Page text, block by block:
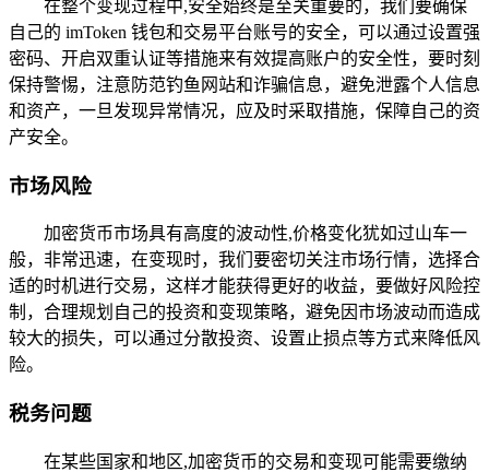
在整个变现过程中,安全始终是至关重要的，我们要确保
自己的 imToken 钱包和交易平台账号的安全，可以通过设置强
密码、开启双重认证等措施来有效提高账户的安全性，要时刻
保持警惕，注意防范钓鱼网站和诈骗信息，避免泄露个人信息
和资产，一旦发现异常情况，应及时采取措施，保障自己的资
产安全。
市场风险
加密货币市场具有高度的波动性,价格变化犹如过山车一
般，非常迅速，在变现时，我们要密切关注市场行情，选择合
适的时机进行交易，这样才能获得更好的收益，要做好风险控
制，合理规划自己的投资和变现策略，避免因市场波动而造成
较大的损失，可以通过分散投资、设置止损点等方式来降低风
险。
税务问题
在某些国家和地区,加密货币的交易和变现可能需要缴纳